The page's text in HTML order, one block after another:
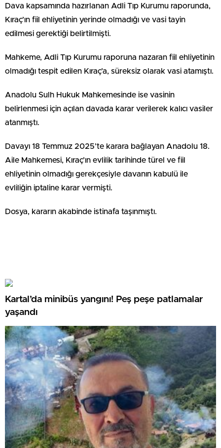
Dava kapsamında hazırlanan Adli Tıp Kurumu raporunda,
Kıraç’ın fiil ehliyetinin yerinde olmadığı ve vasi tayin
edilmesi gerektiği belirtilmişti.
Mahkeme, Adli Tıp Kurumu raporuna nazaran fiil ehliyetinin
olmadığı tespit edilen Kıraç’a, süreksiz olarak vasi atamıştı.
Anadolu Sulh Hukuk Mahkemesinde ise vasinin
belirlenmesi için açılan davada karar verilerek kalıcı vasiler
atanmıştı.
Davayı 18 Temmuz 2025’te karara bağlayan Anadolu 18.
Aile Mahkemesi, Kıraç’ın evlilik tarihinde türel ve fiil
ehliyetinin olmadığı gerekçesiyle davanın kabulü ile
evliliğin iptaline karar vermişti.
Dosya, kararın akabinde istinafa taşınmıştı.
Kartal’da minibüs yangını! Peş peşe patlamalar
yaşandı